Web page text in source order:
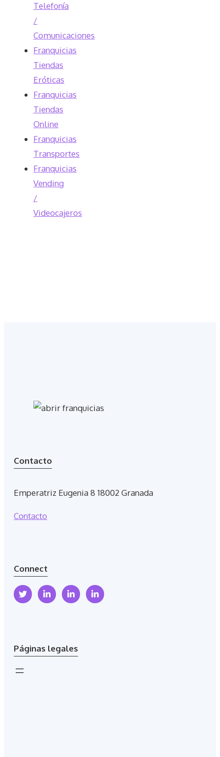
Telefonía
/
Comunicaciones
Franquicias
Tiendas
Eróticas
Franquicias
Tiendas
Online
Franquicias
Transportes
Franquicias
Vending
/
Videocajeros
Contacto
Emperatriz Eugenia 8 18002 Granada
Contacto
Connect
Páginas legales